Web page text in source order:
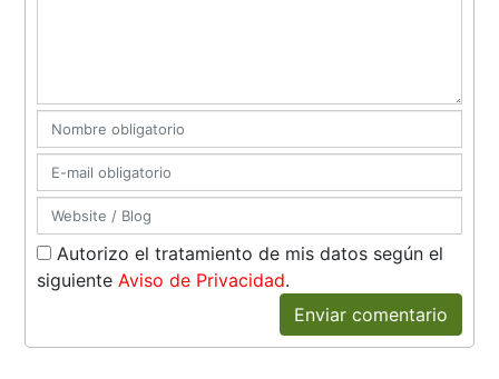
Autorizo el tratamiento de mis datos según el
siguienteAviso de Privacidad.
Enviar comentario